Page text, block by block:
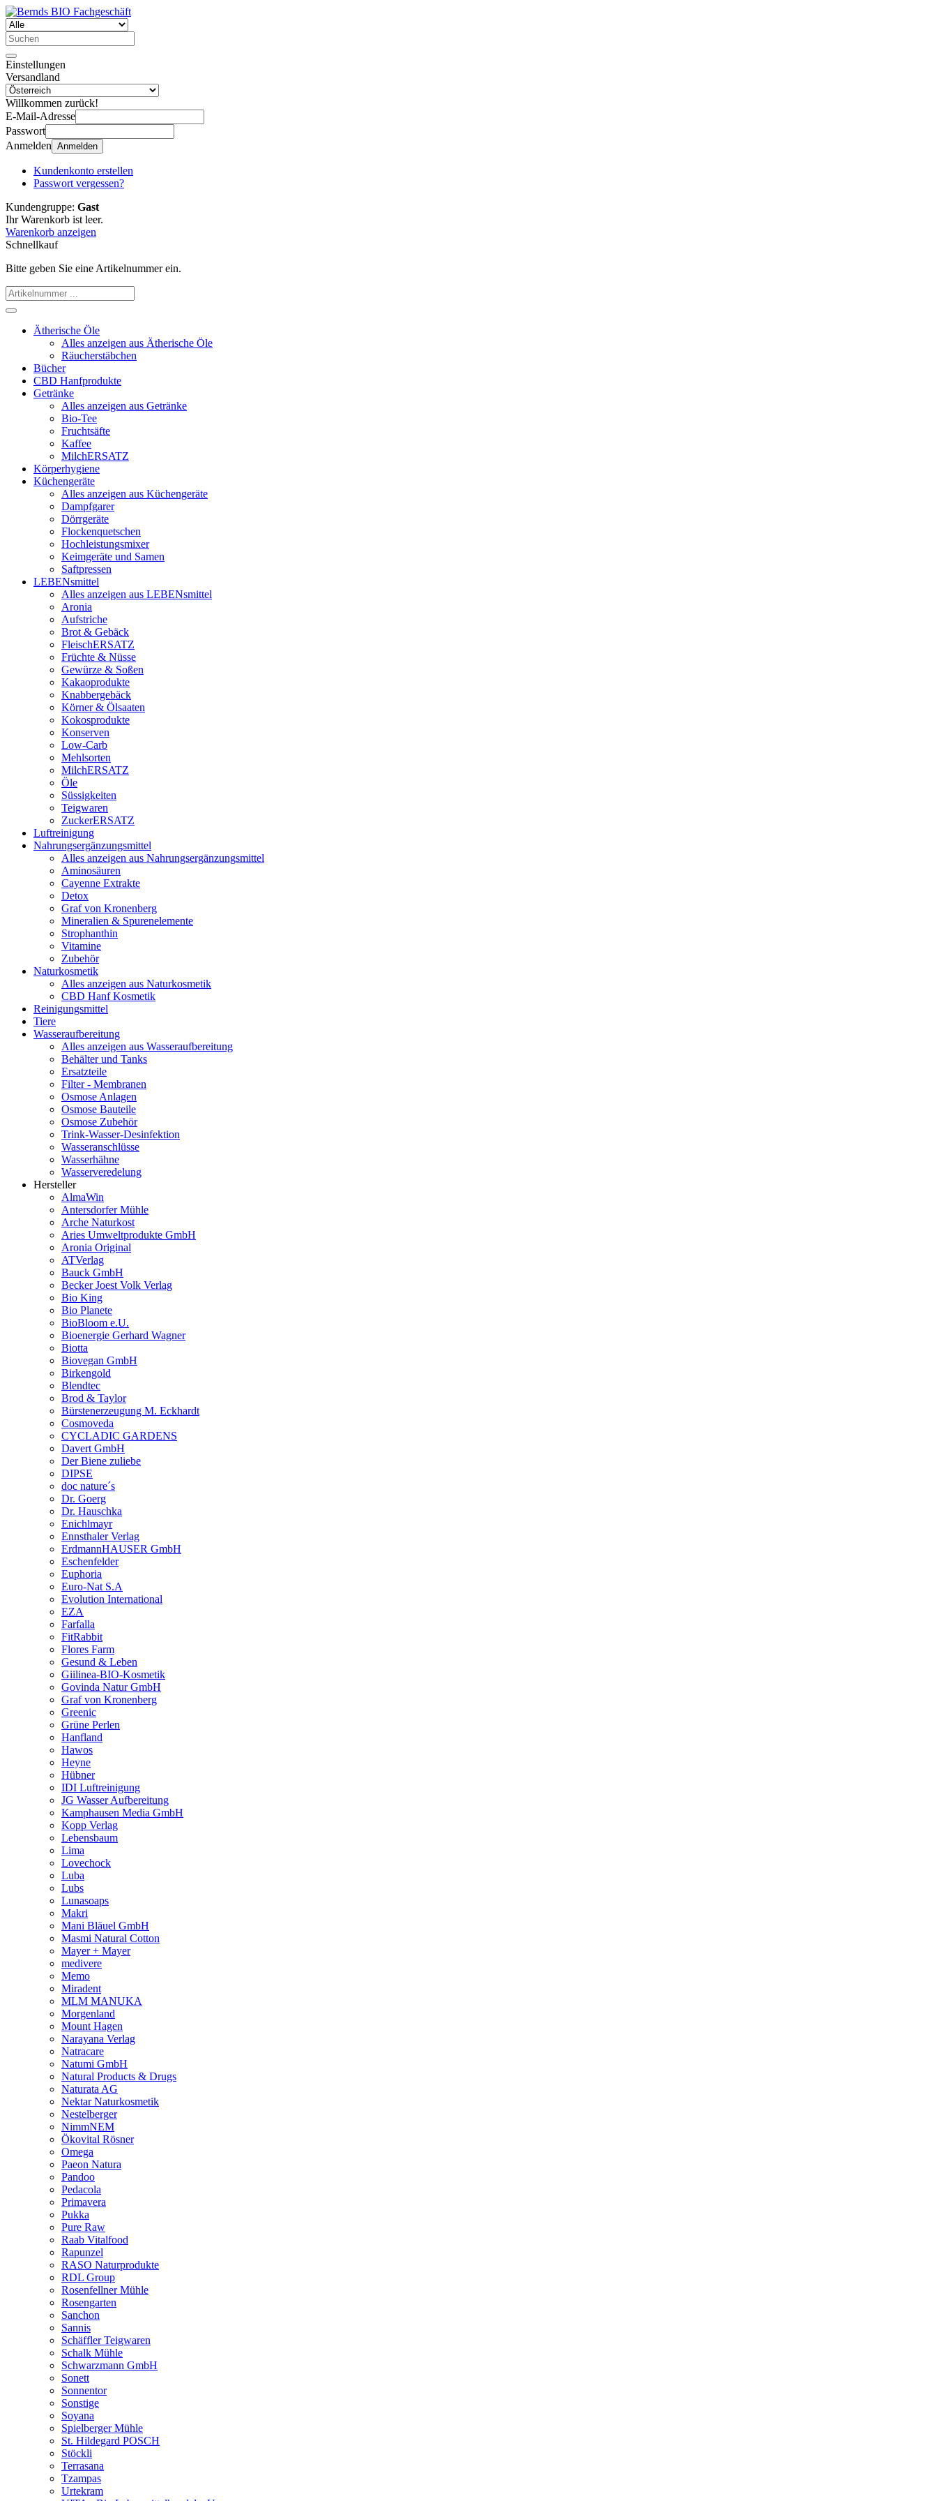
Einstellungen
Versandland
Willkommen zurück!
E-Mail-Adresse
Passwort
Anmelden Anmelden
Kundenkonto erstellen
Passwort vergessen?
Kundengruppe: Gast
Ihr Warenkorb ist leer.
Warenkorb anzeigen
Schnellkauf
Bitte geben Sie eine Artikelnummer ein.
Ätherische Öle
Alles anzeigen aus Ätherische Öle
Räucherstäbchen
Bücher
CBD Hanfprodukte
Getränke
Alles anzeigen aus Getränke
Bio-Tee
Fruchtsäfte
Kaffee
MilchERSATZ
Körperhygiene
Küchengeräte
Alles anzeigen aus Küchengeräte
Dampfgarer
Dörrgeräte
Flockenquetschen
Hochleistungsmixer
Keimgeräte und Samen
Saftpressen
LEBENsmittel
Alles anzeigen aus LEBENsmittel
Aronia
Aufstriche
Brot & Gebäck
FleischERSATZ
Früchte & Nüsse
Gewürze & Soßen
Kakaoprodukte
Knabbergebäck
Körner & Ölsaaten
Kokosprodukte
Konserven
Low-Carb
Mehlsorten
MilchERSATZ
Öle
Süssigkeiten
Teigwaren
ZuckerERSATZ
Luftreinigung
Nahrungsergänzungsmittel
Alles anzeigen aus Nahrungsergänzungsmittel
Aminosäuren
Cayenne Extrakte
Detox
Graf von Kronenberg
Mineralien & Spurenelemente
Strophanthin
Vitamine
Zubehör
Naturkosmetik
Alles anzeigen aus Naturkosmetik
CBD Hanf Kosmetik
Reinigungsmittel
Tiere
Wasseraufbereitung
Alles anzeigen aus Wasseraufbereitung
Behälter und Tanks
Ersatzteile
Filter - Membranen
Osmose Anlagen
Osmose Bauteile
Osmose Zubehör
Trink-Wasser-Desinfektion
Wasseranschlüsse
Wasserhähne
Wasserveredelung
Hersteller
AlmaWin
Antersdorfer Mühle
Arche Naturkost
Aries Umweltprodukte GmbH
Aronia Original
ATVerlag
Bauck GmbH
Becker Joest Volk Verlag
Bio King
Bio Planete
BioBloom e.U.
Bioenergie Gerhard Wagner
Biotta
Biovegan GmbH
Birkengold
Blendtec
Brod & Taylor
Bürstenerzeugung M. Eckhardt
Cosmoveda
CYCLADIC GARDENS
Davert GmbH
Der Biene zuliebe
DIPSE
doc nature´s
Dr. Goerg
Dr. Hauschka
Enichlmayr
Ennsthaler Verlag
ErdmannHAUSER GmbH
Eschenfelder
Euphoria
Euro-Nat S.A
Evolution International
EZA
Farfalla
FitRabbit
Flores Farm
Gesund & Leben
Giilinea-BIO-Kosmetik
Govinda Natur GmbH
Graf von Kronenberg
Greenic
Grüne Perlen
Hanfland
Hawos
Heyne
Hübner
IDI Luftreinigung
JG Wasser Aufbereitung
Kamphausen Media GmbH
Kopp Verlag
Lebensbaum
Lima
Lovechock
Luba
Lubs
Lunasoaps
Makri
Mani Bläuel GmbH
Masmi Natural Cotton
Mayer + Mayer
medivere
Memo
Miradent
MLM MANUKA
Morgenland
Mount Hagen
Narayana Verlag
Natracare
Natumi GmbH
Natural Products & Drugs
Naturata AG
Nektar Naturkosmetik
Nestelberger
NimmNEM
Ökovital Rösner
Omega
Paeon Natura
Pandoo
Pedacola
Primavera
Pukka
Pure Raw
Raab Vitalfood
Rapunzel
RASO Naturprodukte
RDL Group
Rosenfellner Mühle
Rosengarten
Sanchon
Sannis
Schäffler Teigwaren
Schalk Mühle
Schwarzmann GmbH
Sonett
Sonnentor
Sonstige
Soyana
Spielberger Mühle
St. Hildegard POSCH
Stöckli
Terrasana
Tzampas
Urtekram